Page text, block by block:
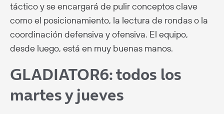
táctico y se encargará de pulir conceptos clave
como el posicionamiento, la lectura de rondas o la
coordinación defensiva y ofensiva. El equipo,
desde luego, está en muy buenas manos.
GLADIATOR6: todos los
martes y jueves